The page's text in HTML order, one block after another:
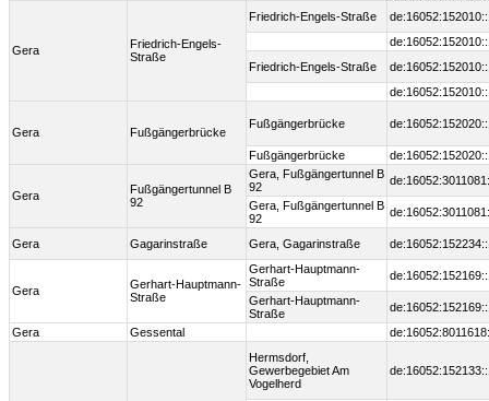
Gera
Friedrich-Engels-
Straße
Friedrich-Engels-Straße
Friedrich-Engels-Straße
Gera Fußgängerbrücke
Fußgängerbrücke
Fußgängerbrücke
Gera
Fußgängertunnel B
92
Gera, Fußgängertunnel B
92
Gera, Fußgängertunnel B
92
Gera Gagarinstraße Gera, Gagarinstraße
Gera
Gerhart-Hauptmann-
Straße
Gerhart-Hauptmann-
Straße
Gerhart-Hauptmann-
Straße
Gera
Gessental
Hermsdorf,
Gewerbegebiet Am
Vogelherd